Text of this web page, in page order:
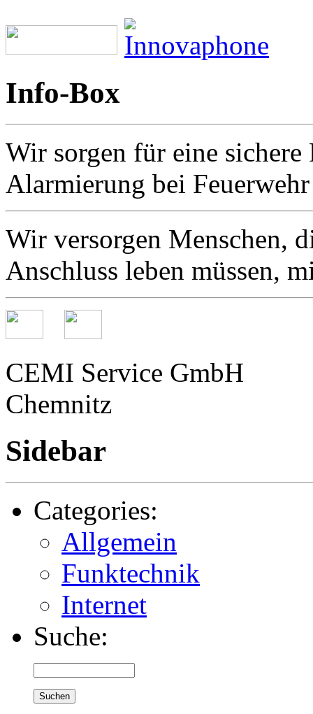
Info-Box
Wir sorgen für eine
Alarmierung bei
Wir versorgen Menschen,
Anschluss leben müssen,
CEMI Service GmbH
Chemnitz
Sidebar
Categories:
Allgemein
Funktechnik
Internet
Suche:
Suchen